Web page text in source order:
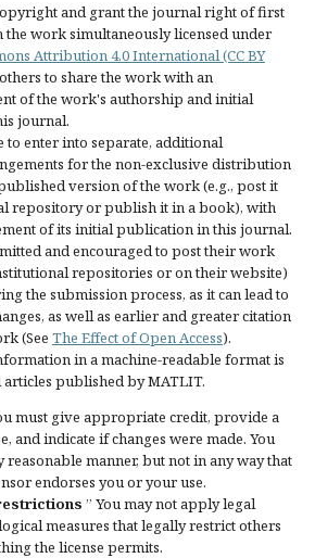
and grant the journal right of first
work simultaneously licensed under
Attribution 4.0 International (CC BY
to share the work with an
of the work's authorship and initial
journal.
to enter into separate, additional
for the non-exclusive distribution
version of the work (e.g., post it
repository or publish it in a book), with
of its initial publication in this journal.
and encouraged to post their work
repositories or on their website)
the submission process, as it can lead to
as well as earlier and greater citation
(See The Effect of Open Access).
in a machine-readable format is
published by MATLIT.
must give appropriate credit, provide a
andindicate if changes were made. You
reasonable manner, but not in any way that
endorses you or your use.
” You may not apply legal
measuresthat legally restrict others
the license permits.